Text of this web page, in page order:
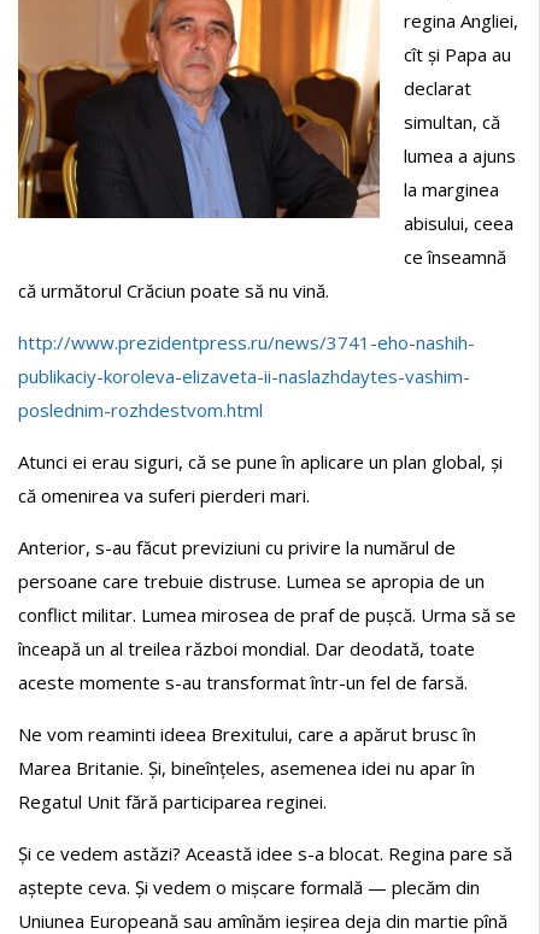
regina Angliei,
cît și Papa au
declarat
simultan, că
lumea a ajuns
la marginea
abisului, ceea
ce înseamnă
că următorul Crăciun poate să nu vină.
http://www.prezidentpress.ru/news/3741-eho-nashih-
publikaciy-koroleva-elizaveta-ii-naslazhdaytes-vashim-
poslednim-rozhdestvom.html
Atunci ei erau siguri, că se pune în aplicare un plan global, și
că omenirea va suferi pierderi mari.
Anterior, s-au făcut previziuni cu privire la numărul de
persoane care trebuie distruse. Lumea se apropia de un
conflict militar. Lumea mirosea de praf de pușcă. Urma să se
înceapă un al treilea război mondial. Dar deodată, toate
aceste momente s-au transformat într-un fel de farsă.
Ne vom reaminti ideea Brexitului, care a apărut brusc în
Marea Britanie. Și, bineînțeles, asemenea idei nu apar în
Regatul Unit fără participarea reginei.
Și ce vedem astăzi? Această idee s-a blocat. Regina pare să
aștepte ceva. Și vedem o mișcare formală — plecăm din
Uniunea Europeană sau amînăm ieșirea deja din martie pînă